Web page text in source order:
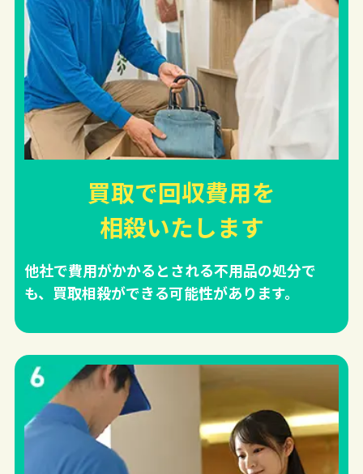
買取で回収費用を
相殺いたします
他社で費用がかかるとされる不用品の処分で
も、買取相殺ができる可能性があります。